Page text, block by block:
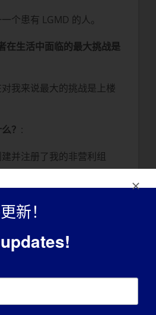
个患有 LGMD 的人。
在生活中面临的最大挑战是
我来说最大的挑战是上楼
？ :
并注册了我的非营利组
）。 此外，我正在
位。
大，因为我必须更加坚强
日常活动等等。
新！